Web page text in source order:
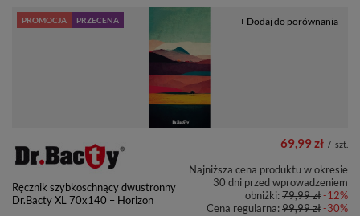
PROMOCJA PRZECENA
Ręcznik szybkoschnący dwustronny
Dr.Bacty XL 70x140 – Horizon
69,99 zł / szt.
Najniższa cena produktu w okresie
30 dni przed wprowadzeniem
obniżki:79,99 zł-12%
Cena regularna:99,99 zł-30%
+ Dodaj do porównania